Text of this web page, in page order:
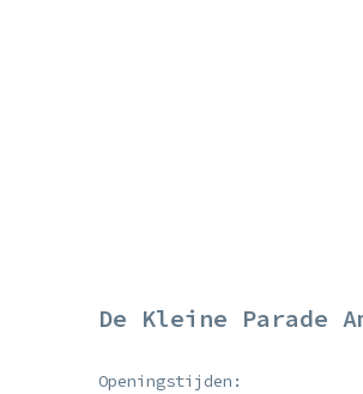
De Kleine Parade
Openingstijden: